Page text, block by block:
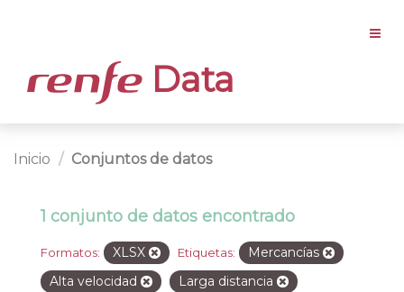
Data
Inicio Conjuntos de datos
1 conjunto de datos encontrado
Formatos: XLSX Etiquetas:
Mercancías
Alta velocidad
Larga distancia